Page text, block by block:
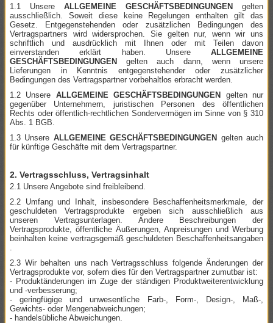
1.1 Unsere ALLGEMEINE GESCHÄFTSBEDINGUNGEN
gelten
ausschließlich. Soweit diese keine Regelungen enthalten gilt das
Gesetz. Entgegenstehenden oder zusätzlichen Bedingungen des
Vertragspartners wird widersprochen. Sie gelten nur, wenn wir uns
schriftlich und ausdrücklich mit Ihnen oder mit Teilen davon
einverstanden erklärt haben. Unsere ALLGEMEINE
GESCHÄFTSBEDINGUNGEN
gelten auch dann, wenn unsere
Lieferungen in Kenntnis entgegenstehender oder zusätzlicher
Bedingungen des Vertragspartner vorbehaltlos erbracht werden.
1.2 Unsere ALLGEMEINE GESCHÄFTSBEDINGUNGEN
gelten nur
gegenüber Unternehmern, juristischen Personen des öffentlichen
Rechts oder öffentlich-rechtlichen Sondervermögen im Sinne von § 310
Abs. 1 BGB.
1.3 Unsere ALLGEMEINE GESCHÄFTSBEDINGUNGEN gelten auch
für künftige Geschäfte mit dem Vertragspartner.
2. Vertragsschluss, Vertragsinhalt
2.1 Unsere Angebote sind freibleibend.
2.2 Umfang und Inhalt, insbesondere Beschaffenheitsmerkmale, der
geschuldeten Vertragsprodukte ergeben sich ausschließlich aus
unseren Vertragsunterlagen. Andere Beschreibungen der
Vertragsprodukte, öffentliche Äußerungen, Anpreisungen und Werbung
beinhalten keine vertragsgemäß geschuldeten Beschaffenheitsangaben
2.3 Wir behalten uns nach Vertragsschluss folgende Änderungen der
Vertragsprodukte vor, sofern dies für den Vertragspartner zumutbar ist:
- Produktänderungen im Zuge der ständigen Produktweiterentwicklung
und -verbesserung;
- geringfügige und unwesentliche Farb-, Form-, Design-, Maß-,
Gewichts- oder Mengenabweichungen;
- handelsübliche Abweichungen.